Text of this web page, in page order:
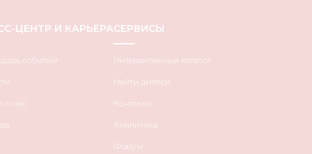
ЦЕНТР И КАРЬЕРА
событий
нас
СЕРВИСЫ
Интерактивный каталог
Найти дилера
Контакты
Аналитика
Форум